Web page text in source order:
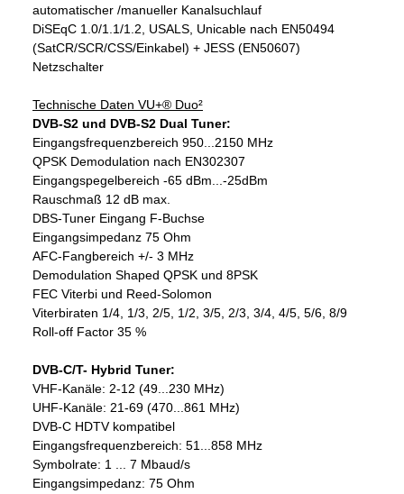
automatischer /manueller Kanalsuchlauf
DiSEqC 1.0/1.1/1.2, USALS, Unicable nach EN50494
(SatCR/SCR/CSS/Einkabel) + JESS (EN50607)
Netzschalter
Technische Daten VU+® Duo²
DVB-S2 und DVB-S2 Dual Tuner:
Eingangsfrequenzbereich 950...2150 MHz
QPSK Demodulation nach EN302307
Eingangspegelbereich -65 dBm...-25dBm
Rauschmaß 12 dB max.
DBS-Tuner Eingang F-Buchse
Eingangsimpedanz 75 Ohm
AFC-Fangbereich +/- 3 MHz
Demodulation Shaped QPSK und 8PSK
FEC Viterbi und Reed-Solomon
Viterbiraten 1/4, 1/3, 2/5, 1/2, 3/5, 2/3, 3/4, 4/5, 5/6, 8/9
Roll-off Factor 35 %
DVB-C/T- Hybrid Tuner:
VHF-Kanäle: 2-12 (49...230 MHz)
UHF-Kanäle: 21-69 (470...861 MHz)
DVB-C HDTV kompatibel
Eingangsfrequenzbereich: 51...858 MHz
Symbolrate: 1 ... 7 Mbaud/s
Eingangsimpedanz: 75 Ohm